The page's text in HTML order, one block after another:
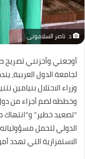
د. ناصر السلامونى
أوجعني وأحزنني تصريح
لجامعة الدول العربية،
وزراء الاحتلال بنيامين
وخططه لضم أجزاء من
“تصعيد خطير” و”انتهاك
الدولي لتحمل
الاستفزازية التي تهدد